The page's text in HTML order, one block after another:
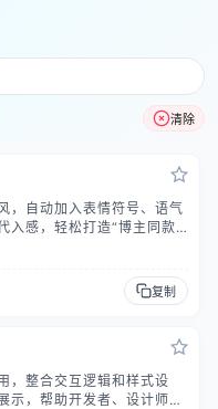
清除
，自动加入表情符号、语气
入感，轻松打造“博主同款”
复制
，整合交互逻辑和样式设
示，帮助开发者、设计师或